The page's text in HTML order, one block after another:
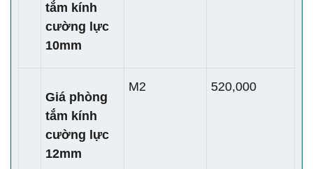
tắm kính
cường lực
10mm
Giá phòng
tắm kính
cường lực
12mm
M2 520,000